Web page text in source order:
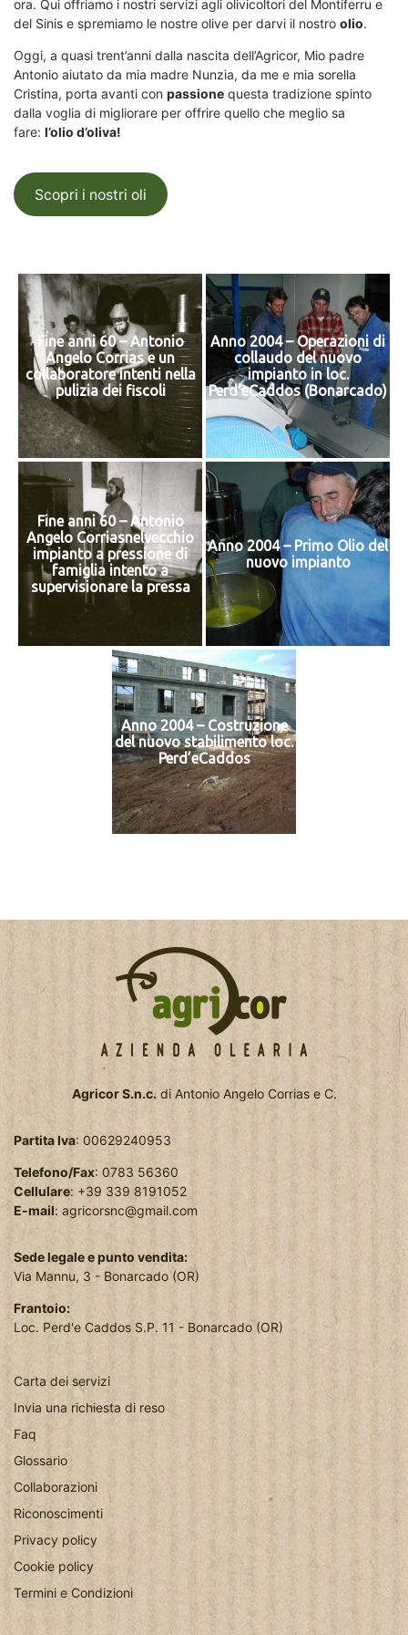
ora. Qui offriamo i nostri servizi agli olivicoltori del Montiferru e
del Sinis e spremiamo le nostre olive per darvi il nostro olio.
Oggi, a quasi trent’anni dalla nascita dell’Agricor, Mio padre
Antonio aiutato da mia madre Nunzia, da me e mia sorella
Cristina, porta avanti con passione questa tradizione spinto
dalla voglia di migliorare per offrire quello che meglio sa
fare: l’olio d’oliva!
Scopri i nostri oli
Fine anni 60 – Antonio
Angelo Corrias e un
collaboratore intenti nella
pulizia dei fiscoli
Anno 2004 – Operazioni di
collaudo del nuovo
impianto in loc.
Perd’eCaddos (Bonarcado)
Fine anni 60 – Antonio
Angelo Corriasnelvecchio
impianto a pressione di
famiglia intento a
supervisionare la pressa
Anno 2004 – Primo Olio del
nuovo impianto
Anno 2004 – Costruzione
del nuovo stabilimento loc.
Perd’eCaddos
Agricor S.n.c.di Antonio Angelo Corrias e C.
Partita Iva: 00629240953
Telefono/Fax: 0783 56360
Cellulare: +39 339 8191052
E-mail: agricorsnc@gmail.com
Sede legale e punto vendita:
Via Mannu, 3 - Bonarcado (OR)
Frantoio:
Loc. Perd'e Caddos S.P. 11 - Bonarcado (OR)
Carta dei servizi
Invia una richiesta di reso
Faq
Glossario
Collaborazioni
Riconoscimenti
Privacy policy
Cookie policy
Termini e Condizioni